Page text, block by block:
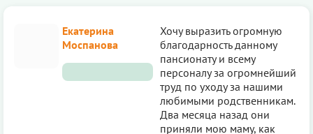
Екатерина
Моспанова
Хочу выразить огромную
благодарность данному
пансионату и всему
персоналу за огромнейший
труд по уходу за нашими
любимыми родственникам.
Два месяца назад они
приняли мою маму, как